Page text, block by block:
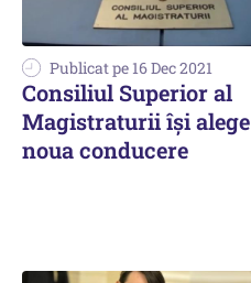
Publicat pe 16 Dec 2021
Consiliul Superior al
Magistraturii îşi alege
noua conducere